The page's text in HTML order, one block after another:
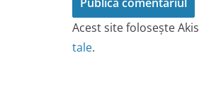
Acest site folosește
tale.